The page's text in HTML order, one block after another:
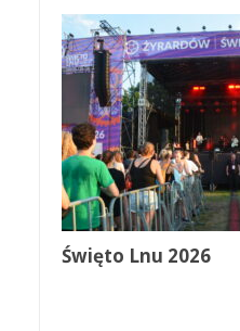
Święto Lnu 2026